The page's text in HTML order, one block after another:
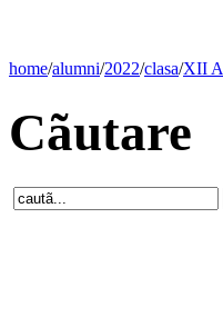
home/alumni/2022/clasa/XII A
Cãutare